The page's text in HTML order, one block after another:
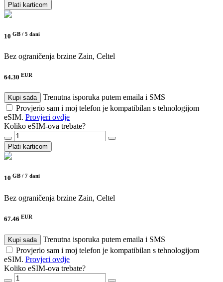
Plati karticom
10 GB / 5 dani
Bez ograničenja brzine Zain, Celtel
64.30 EUR
Kupi sada
Trenutna isporuka putem emaila i SMS
Provjerio sam i moj telefon je kompatibilan s tehnologijom
eSIM. Provjeri ovdje
Koliko eSIM-ova trebate?
Plati karticom
10 GB / 7 dani
Bez ograničenja brzine Zain, Celtel
67.46 EUR
Kupi sada
Trenutna isporuka putem emaila i SMS
Provjerio sam i moj telefon je kompatibilan s tehnologijom
eSIM. Provjeri ovdje
Koliko eSIM-ova trebate?